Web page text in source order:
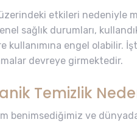
etkileri nedeniyle
sağlık durumları,
kullanımına engel olabilir.
devreye girmektedir.
Temizlik
benimsediğimiz ve